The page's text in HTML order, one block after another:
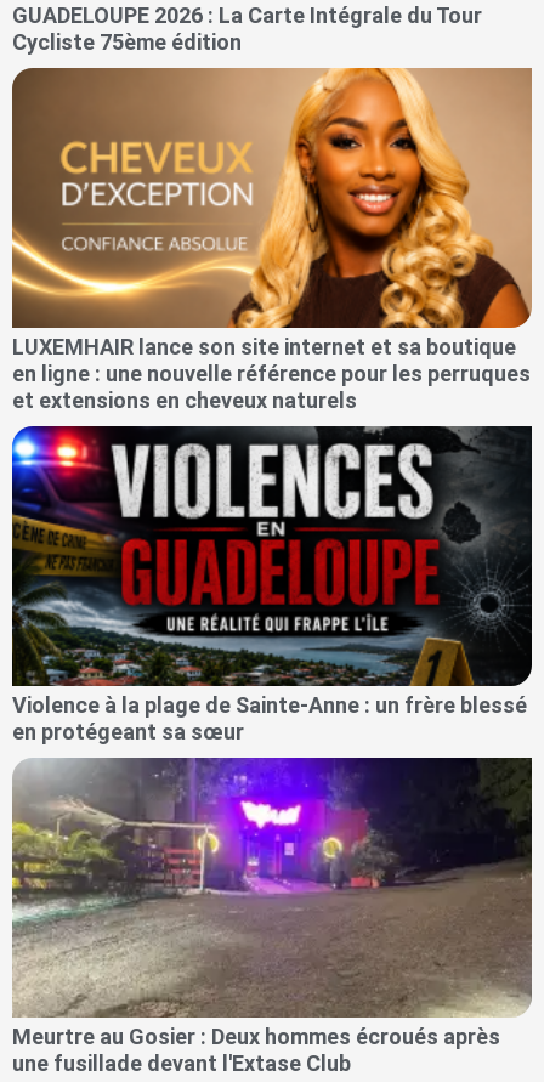
GUADELOUPE 2026 : La Carte Intégrale du Tour
Cycliste 75ème édition
LUXEMHAIR lance son site internet et sa boutique
en ligne : une nouvelle référence pour les perruques
et extensions en cheveux naturels
Violence à la plage de Sainte-Anne : un frère blessé
en protégeant sa sœur
Meurtre au Gosier : Deux hommes écroués après
une fusillade devant l'Extase Club